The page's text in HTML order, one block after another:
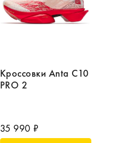
Кроссовки Anta C10
PRO 2
35 990 ₽